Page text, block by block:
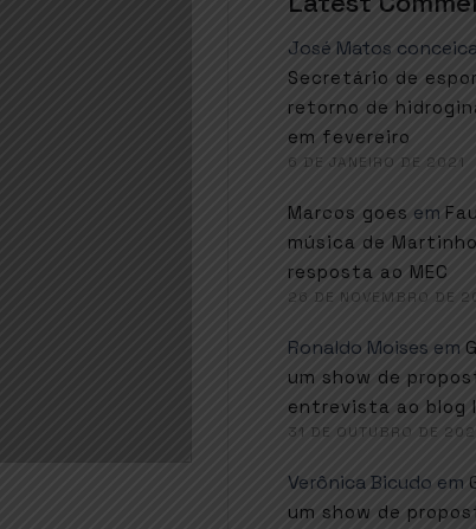
José Matos
Secretário de
retorno de
em fevereiro
6 DE JANEIRO DE 2021
Marcos goes em
música de
resposta ao MEC
26 DE NOVEMBRO DE
Ronaldo Moises em
um show de
entrevista ao blog
31 DE OUTUBRO DE
Verônica Bicudo em
um show de